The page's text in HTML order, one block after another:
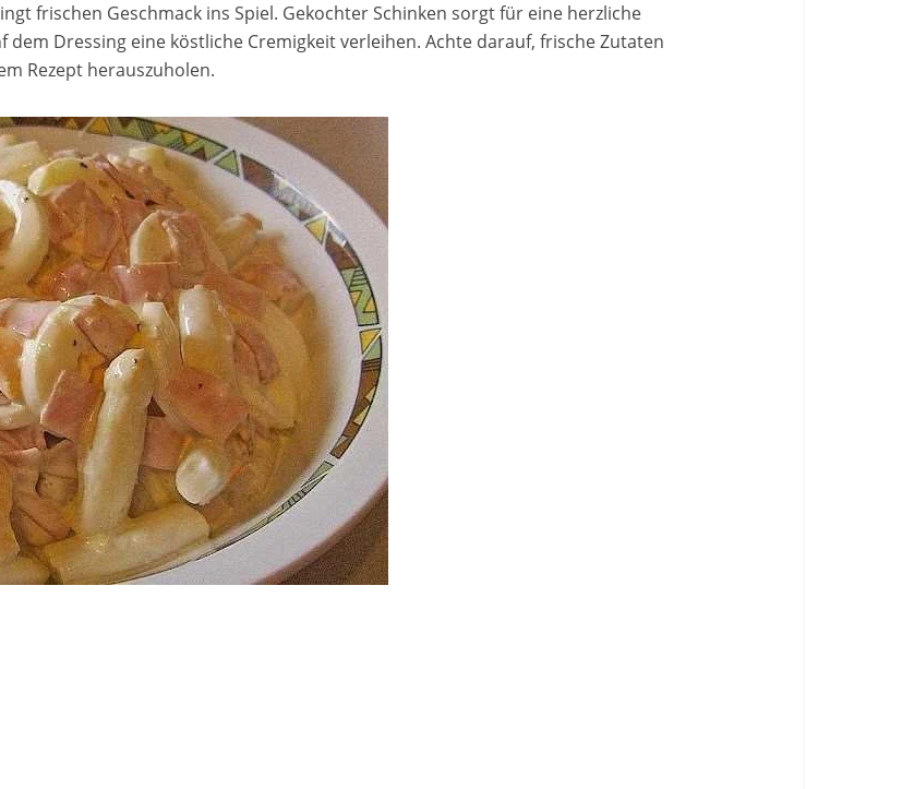
frischen Geschmack ins Spiel. Gekochter Schinken sorgt für eine herzliche
dem Dressing eine köstliche Cremigkeit verleihen. Achte darauf, frische Zutaten
Rezept herauszuholen.